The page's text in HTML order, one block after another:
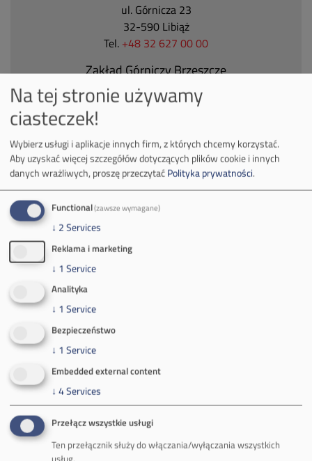
ul. Górnicza 23
32-590 Libiąż
Tel. +48 32 627 00 00
Zakład Górniczy Brzeszcze
ul.Kościuszki 1
32-620 Brzeszcze
Kontakt dla mediów:
media@pkw-sa.pl
+48 32 618 56 02
(poniedziałek-piątek 7:00-15:00)
Spółka Południowy Koncern Węglowy
Zakład Górniczy Brzeszcze
Zakład Górniczy Janina
Na tej stronie używamy
ciasteczek!
Wybierz usługi i aplikacje innych firm, z których chcemy korzystać.
Aby uzyskać więcej szczegółów dotyczących plików cookie i innych
danych wrażliwych, proszę przeczytaćPolityka prywatności.
Functional(zawsze wymagane)
↓ 2Services
Reklama i marketing
↓ 1 Service
Analityka
↓ 1 Service
Bezpieczeństwo
↓ 1 Service
Embedded external content
↓ 4Services
Przełącz wszystkie usługi
Ten przełącznik służy do włączania/wyłączania wszystkich